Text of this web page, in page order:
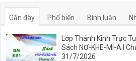
Gần đây Phổ biến Bình luận
Lớp Thánh Kinh Trực
Sách NƠ-KHE-MI-A I
31/7/2026